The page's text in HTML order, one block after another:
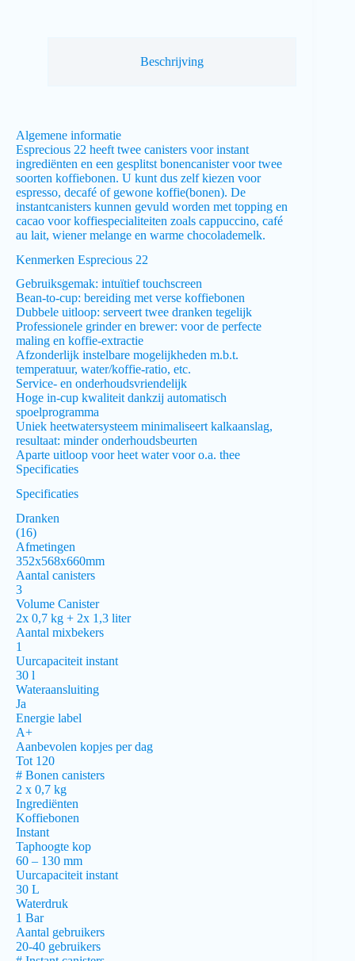
Beschrijving
Algemene informatie
Esprecious 22 heeft twee canisters voor instant
ingrediënten en een gesplitst bonencanister voor twee
soorten koffiebonen. U kunt dus zelf kiezen voor
espresso, decafé of gewone koffie(bonen). De
instantcanisters kunnen gevuld worden met topping en
cacao voor koffiespecialiteiten zoals cappuccino, café
au lait, wiener melange en warme chocolademelk.
Kenmerken Esprecious 22
Gebruiksgemak: intuïtief touchscreen
Bean-to-cup: bereiding met verse koffiebonen
Dubbele uitloop: serveert twee dranken tegelijk
Professionele grinder en brewer: voor de perfecte
maling en koffie-extractie
Afzonderlijk instelbare mogelijkheden m.b.t.
temperatuur, water/koffie-ratio, etc.
Service- en onderhoudsvriendelijk
Hoge in-cup kwaliteit dankzij automatisch
spoelprogramma
Uniek heetwatersysteem minimaliseert kalkaanslag,
resultaat: minder onderhoudsbeurten
Aparte uitloop voor heet water voor o.a. thee
Specificaties
Specificaties
Dranken
(16)
Afmetingen
352x568x660mm
Aantal canisters
3
Volume Canister
2x 0,7 kg + 2x 1,3 liter
Aantal mixbekers
1
Uurcapaciteit instant
30 l
Wateraansluiting
Ja
Energie label
A+
Aanbevolen kopjes per dag
Tot 120
# Bonen canisters
2 x 0,7 kg
Ingrediënten
Koffiebonen
Instant
Taphoogte kop
60 – 130 mm
Uurcapaciteit instant
30 L
Waterdruk
1 Bar
Aantal gebruikers
20-40 gebruikers